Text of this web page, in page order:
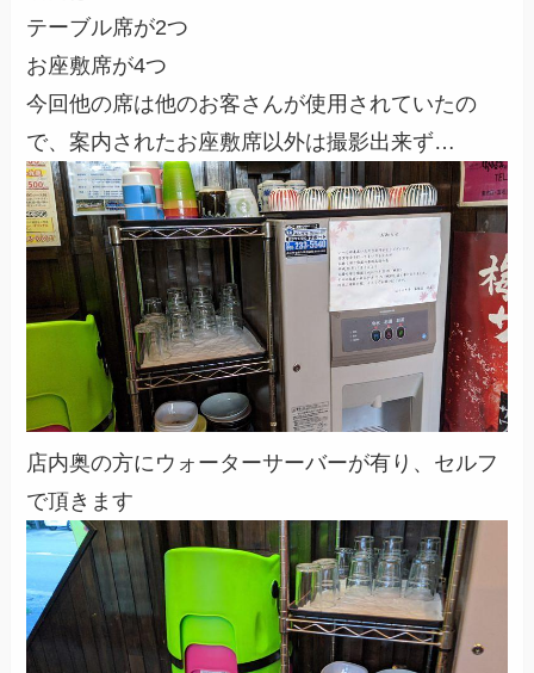
テーブル席が2つ
お座敷席が4つ
今回他の席は他のお客さんが使用されていたの
で、案内されたお座敷席以外は撮影出来ず…
店内奥の方にウォーターサーバーが有り、セルフ
で頂きます